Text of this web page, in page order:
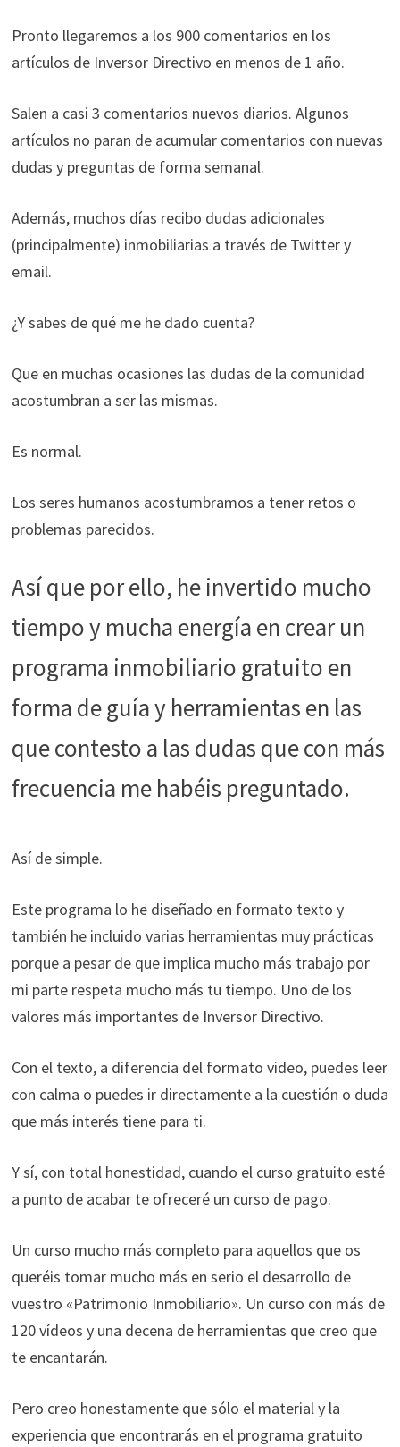
Pronto llegaremos a los 900 comentarios en los
artículos de Inversor Directivo en menos de 1 año.
Salen a casi 3 comentarios nuevos diarios. Algunos
artículos no paran de acumular comentarios con nuevas
dudas y preguntas de forma semanal.
Además, muchos días recibo dudas adicionales
(principalmente) inmobiliarias a través de Twitter y
email.
¿Y sabes de qué me he dado cuenta?
Que en muchas ocasiones las dudas de la comunidad
acostumbran a ser las mismas.
Es normal.
Los seres humanos acostumbramos a tener retos o
problemas parecidos.
Así que por ello, he invertido mucho
tiempo y mucha energía en crear un
programa inmobiliario gratuito en
forma de guía y herramientas en las
que contesto a las dudas que con más
frecuencia me habéis preguntado.
Así de simple.
Este programa lo he diseñado en formato texto y
también he incluido varias herramientas muy prácticas
porque a pesar de que implica mucho más trabajo por
mi parte respeta mucho más tu tiempo. Uno de los
valores más importantes de Inversor Directivo.
Con el texto, a diferencia del formato video, puedes leer
con calma o puedes ir directamente a la cuestión o duda
que más interés tiene para ti.
Y sí, con total honestidad, cuando el curso gratuito esté
a punto de acabar te ofreceré un curso de pago.
Un curso mucho más completo para aquellos que os
queréis tomar mucho más en serio el desarrollo de
vuestro «Patrimonio Inmobiliario». Un curso con más de
120 vídeos y una decena de herramientas que creo que
te encantarán.
Pero creo honestamente que sólo el material y la
experiencia que encontrarás en el programa gratuito